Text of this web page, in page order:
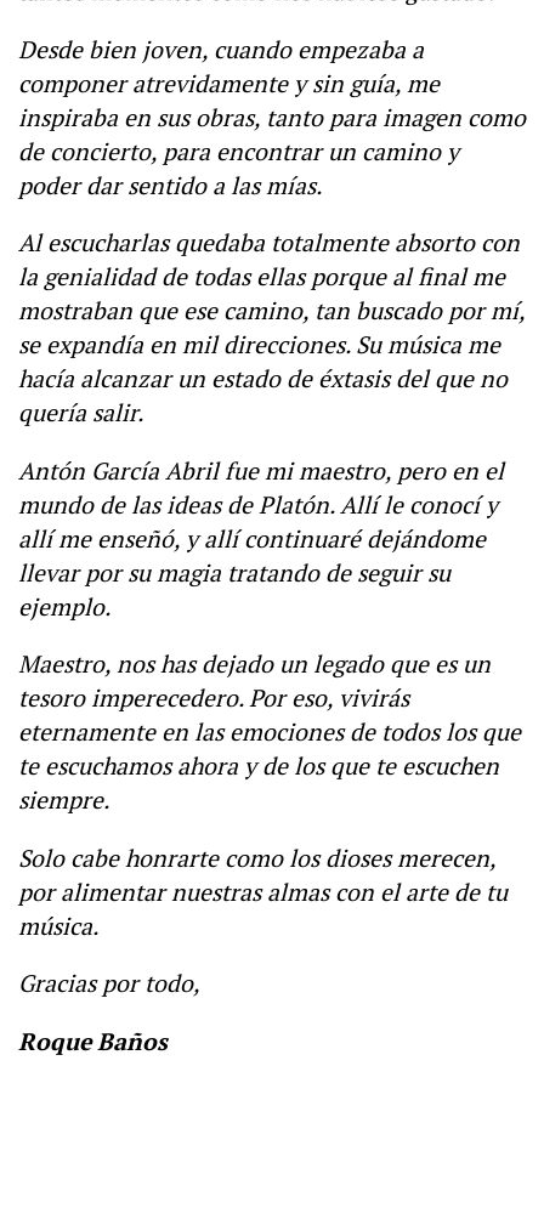
Desde bien joven, cuando empezaba a
componer atrevidamente y sin guía, me
inspiraba en sus obras, tanto para imagen como
de concierto, para encontrar un camino y
poder dar sentido a las mías.
Al escucharlas quedaba totalmente absorto con
la genialidad de todas ellas porque al final me
mostraban que ese camino, tan buscado por mí,
se expandía en mil direcciones. Su música me
hacía alcanzar un estado de éxtasis del que no
quería salir.
Antón García Abril fue mi maestro, pero en el
mundo de las ideas de Platón. Allí le conocí y
allí me enseñó, y allí continuaré dejándome
llevar por su magia tratando de seguir su
ejemplo.
Maestro, nos has dejado un legado que es un
tesoro imperecedero. Por eso, vivirás
eternamente en las emociones de todos los que
te escuchamos ahora y de los que te escuchen
siempre.
Solo cabe honrarte como los dioses merecen,
por alimentar nuestras almas con el arte de tu
música.
Gracias por todo,
Roque Baños